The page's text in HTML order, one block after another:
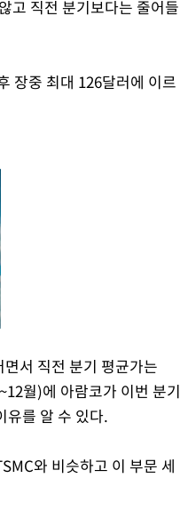
고 직전 분기보다는 줄어들
장중 최대 126달러에 이르
서 직전 분기 평균가는
월)에 아람코가 이번 분기
유를 알 수 있다.
와 비슷하고 이 부문 세